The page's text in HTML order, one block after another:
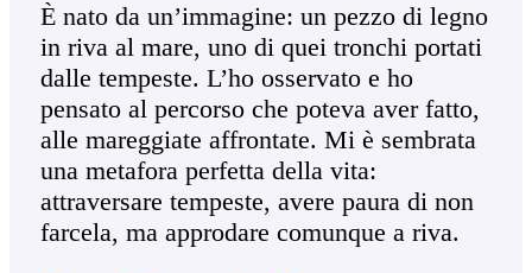
È nato da un’immagine: un pezzo di legno
in riva al mare, uno di quei tronchi portati
dalle tempeste. L’ho osservato e ho
pensato al percorso che poteva aver fatto,
alle mareggiate affrontate. Mi è sembrata
una metafora perfetta della vita:
attraversare tempeste, avere paura di non
farcela, ma approdare comunque a riva.